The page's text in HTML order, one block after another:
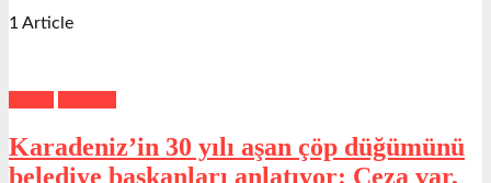
1 Article
Karadeniz’in 30 yılı aşan çöp düğümünü
belediye başkanları anlatıyor: Ceza var,